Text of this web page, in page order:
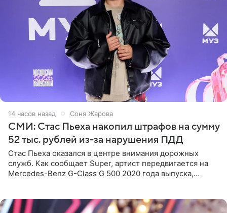
14 часов назад Соня Жарова
СМИ: Стас Пьеха накопил штрафов на сумму
52 тыс. рублей из-за нарушения ПДД
Стас Пьеха оказался в центре внимания дорожных
служб. Как сообщает Super, артист передвигается на
Mercedes-Benz G-Class G 500 2020 года выпуска,